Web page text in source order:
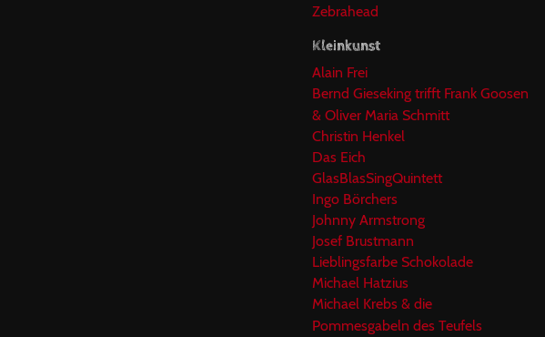
Zebrahead
Kleinkunst
Alain Frei
Bernd Gieseking trifft Frank Goosen
& Oliver Maria Schmitt
Christin Henkel
Das Eich
GlasBlasSingQuintett
Ingo Börchers
Johnny Armstrong
Josef Brustmann
Lieblingsfarbe Schokolade
Michael Hatzius
Michael Krebs & die
Pommesgabeln des Teufels